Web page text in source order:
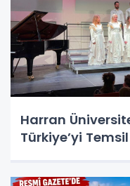
Harran
Türkiye’yi